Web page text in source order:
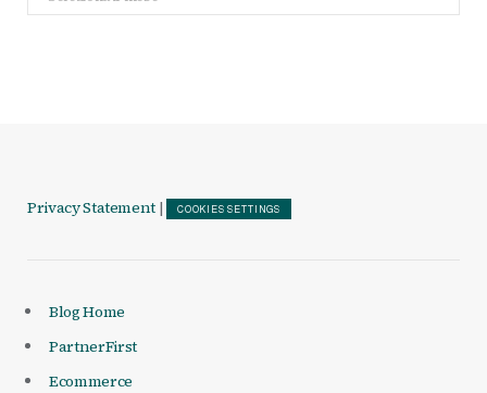
Articoli
Privacy Statement | COOKIES SETTINGS
Blog Home
PartnerFirst
Ecommerce